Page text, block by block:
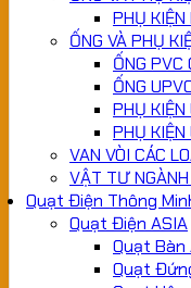
PHỤ KIỆN
ỐNG VÀ PHỤ
ỐNG PVC
ỐNG
PHỤ KIỆN
PHỤ KIỆN
VAN VÒI CÁC
VẬT TƯ
Quạt Điện Thông
Quạt Điện ASIA
Quạt Bàn
Quạt